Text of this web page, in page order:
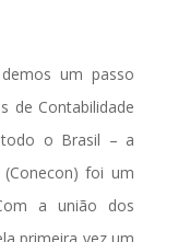
um passo
de Contabilidade
o Brasil – a
(Conecon) foi um
a união dos